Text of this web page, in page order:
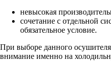
невысокая
сочетание с отдельной
обязательное условие.
При выборе данного
внимание именно на